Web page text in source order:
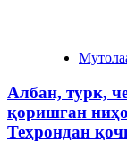
Албан, турк,
қоришган
Теҳрондан